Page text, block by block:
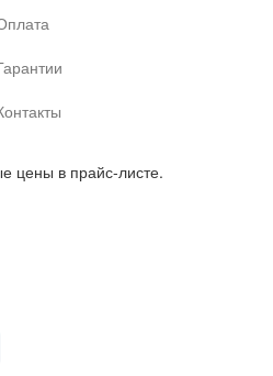
цены в прайс-листе.